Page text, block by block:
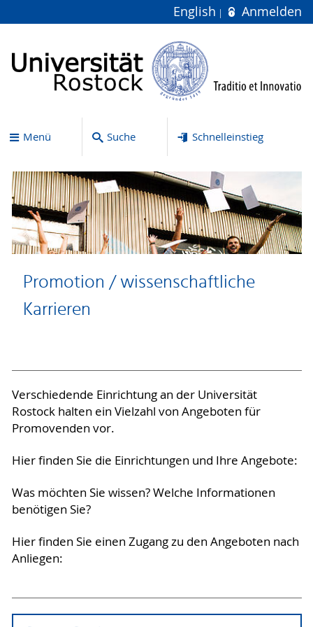
English Anmelden
Menü Suche Schnelleinstieg
Promotion / wissenschaftliche
Karrieren
Verschiedende Einrichtung an der Universität
Rostock halten ein Vielzahl von Angeboten für
Promovenden vor.
Hier finden Sie die Einrichtungen und Ihre Angebote:
Was möchten Sie wissen? Welche Informationen
benötigen Sie?
Hier finden Sie einen Zugang zu den Angeboten nach
Anliegen: